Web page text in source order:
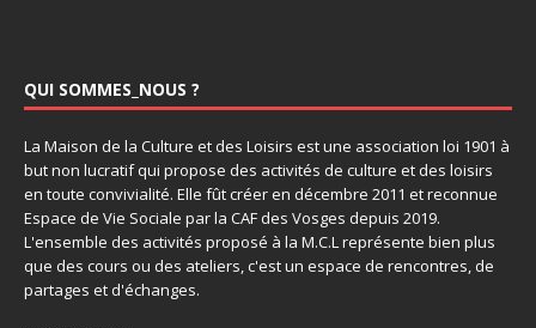
QUI SOMMES_NOUS ?
La Maison de la Culture et des Loisirs est une association loi 1901 à
but non lucratif qui propose des activités de culture et des loisirs
en toute convivialité. Elle fût créer en décembre 2011 et reconnue
Espace de Vie Sociale par la CAF des Vosges depuis 2019.
L'ensemble des activités proposé à la M.C.L représente bien plus
que des cours ou des ateliers, c'est un espace de rencontres, de
partages et d'échanges.